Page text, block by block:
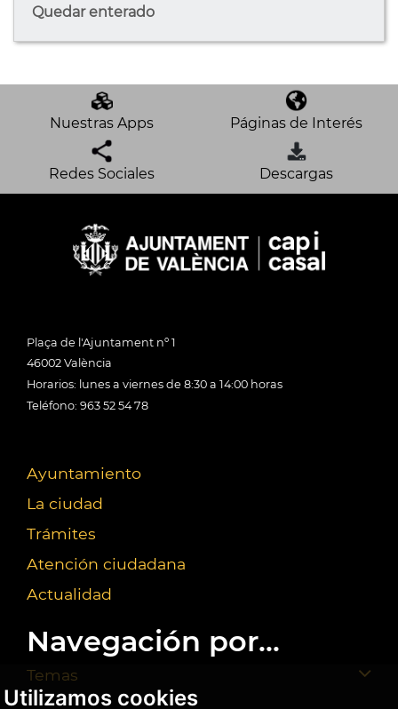
Utilizamos cookies
Quedar enterado
Nuestras Apps Páginas de Interés
Redes Sociales Descargas
Plaça de l'Ajuntament nº 1
46002 València
Horarios: lunes a viernes de 8:30 a 14:00 horas
Teléfono: 963 52 54 78
Ayuntamiento
La ciudad
Trámites
Atención ciudadana
Actualidad
Navegación por...
Temas